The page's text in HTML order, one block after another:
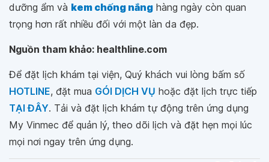
dưỡng ẩm và kem chống nắng hàng ngày còn quan
trọng hơn rất nhiều đối với một làn da đẹp.
Nguồn tham khảo: healthline.com
Để đặt lịch khám tại viện, Quý khách vui lòng bấm số
HOTLINE, đặt mua GÓI DỊCH VỤ hoặc đặt lịch trực tiếp
TẠI ĐÂY. Tải và đặt lịch khám tự động trên ứng dụng
My Vinmec để quản lý, theo dõi lịch và đặt hẹn mọi lúc
mọi nơi ngay trên ứng dụng.